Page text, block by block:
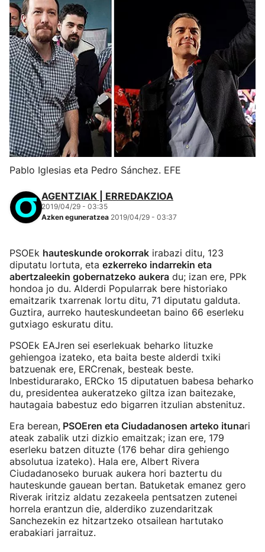
Pablo Iglesias eta Pedro Sánchez. EFE
AGENTZIAK | ERREDAKZIOA
2019/04/29 - 03:35
Azken eguneratzea 2019/04/29 - 03:37
PSOEk hauteskunde orokorrak irabazi ditu, 123
diputatu lortuta, eta ezkerreko indarrekin eta
abertzaleekin gobernatzeko aukera du; izan ere, PPk
hondoa jo du. Alderdi Popularrak bere historiako
emaitzarik txarrenak lortu ditu, 71 diputatu galduta.
Guztira, aurreko hauteskundeetan baino 66 eserleku
gutxiago eskuratu ditu.
PSOEk EAJren sei eserlekuak beharko lituzke
gehiengoa izateko, eta baita beste alderdi txiki
batzuenak ere, ERCrenak, besteak beste.
Inbestidurarako, ERCko 15 diputatuen babesa beharko
du, presidentea aukeratzeko giltza izan baitezake,
hautagaia babestuz edo bigarren itzulian abstenituz.
Era berean, PSOEren eta Ciudadanosen arteko itunari
ateak zabalik utzi dizkio emaitzak; izan ere, 179
eserleku batzen dituzte (176 behar dira gehiengo
absolutua izateko). Hala ere, Albert Rivera
Ciudadanoseko buruak aukera hori baztertu du
hauteskunde gauean bertan. Batuketak emanez gero
Riverak iritziz aldatu zezakeela pentsatzen zutenei
horrela erantzun die, alderdiko zuzendaritzak
Sanchezekin ez hitzartzeko otsailean hartutako
erabakiari jarraituz.